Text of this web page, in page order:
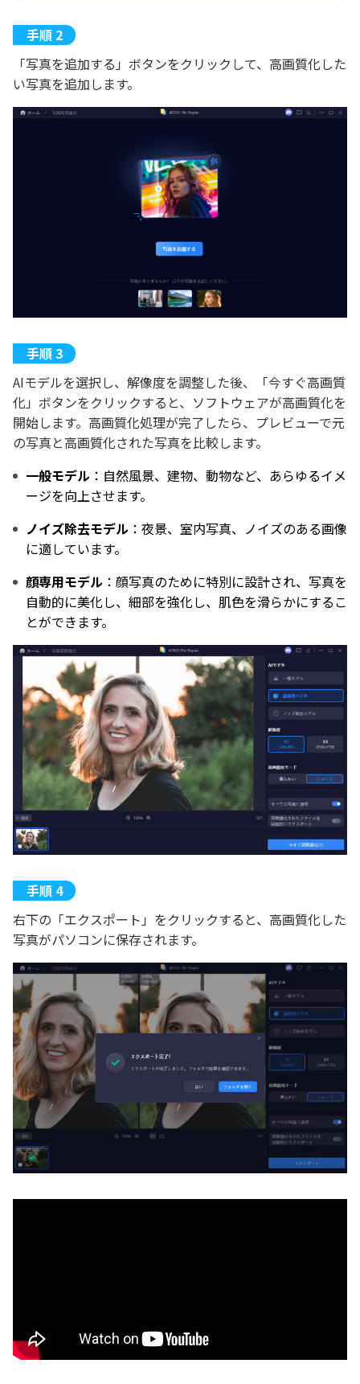
「写真を追加する」ボタンをクリックして、高画質化した
い写真を追加します。
AIモデルを選択し、解像度を調整した後、「今すぐ高画質
化」ボタンをクリックすると、ソフトウェアが高画質化を
開始します。高画質化処理が完了したら、プレビューで元
の写真と高画質化された写真を比較します。
一般モデル ：自然風景、建物、動物など、あらゆるイメ
ージを向上させます。
ノイズ除去モデル ：夜景、室内写真、ノイズのある画像
に適しています。
顔専用モデル ：顔写真のために特別に設計され、写真を
自動的に美化し、細部を強化し、肌色を滑らかにするこ
とができます。
右下の「エクスポート」をクリックすると、高画質化した
写真がパソコンに保存されます。